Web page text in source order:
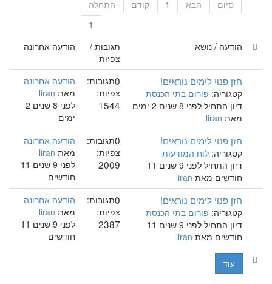
התחלה קודם 1 הבא
סיום
1
הודעה / נושא
תגובות /
צפיות
הודעה אחרונה
עוד
חזן פנוי לימים נוראים!
קטגוריה: פורום בתי הכנסת
דיון התחיל לפני 8 שנים 2 ימים
מאת liran
תגובות:0
צפיות:
1544
הודעה אחרונה
מאת liran
לפני 8 שנים 2
ימים
חזן פנוי לימים נוראים!
קטגוריה: לוח המודעות
דיון התחיל לפני 9 שנים 11
חודשים מאת liran
תגובות:0
צפיות:
2009
הודעה אחרונה
מאת liran
לפני 9 שנים 11
חודשים
חזן פנוי לימים נוראים!
קטגוריה: פורום בתי הכנסת
דיון התחיל לפני 9 שנים 11
חודשים מאת liran
תגובות:0
צפיות:
2387
הודעה אחרונה
מאת liran
לפני 9 שנים 11
חודשים